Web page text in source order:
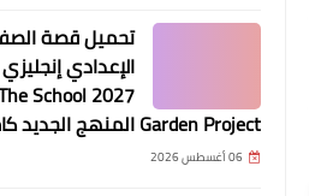
تحميل قصة
الإعدادي
| The School
Garden Project المنهج الجديد كاملة
06 أغسطس 2026